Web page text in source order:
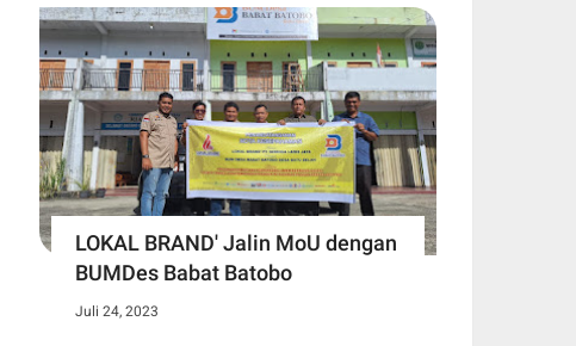
LOKAL BRAND' Jalin MoU dengan
BUMDes Babat Batobo
Juli 24, 2023